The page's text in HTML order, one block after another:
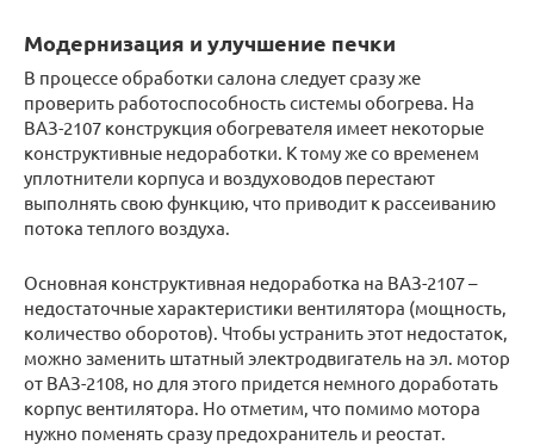
Модернизация и улучшение печки
В процессе обработки салона следует сразу же
проверить работоспособность системы обогрева. На
ВАЗ-2107 конструкция обогревателя имеет некоторые
конструктивные недоработки. К тому же со временем
уплотнители корпуса и воздуховодов перестают
выполнять свою функцию, что приводит к рассеиванию
потока теплого воздуха.
Основная конструктивная недоработка на ВАЗ-2107 –
недостаточные характеристики вентилятора (мощность,
количество оборотов). Чтобы устранить этот недостаток,
можно заменить штатный электродвигатель на эл. мотор
от ВАЗ-2108, но для этого придется немного доработать
корпус вентилятора. Но отметим, что помимо мотора
нужно поменять сразу предохранитель и реостат.